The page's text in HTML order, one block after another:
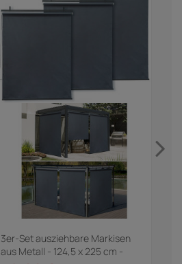
3er-Set ausziehbare Markisen
aus Metall - 124,5 x 225 cm -